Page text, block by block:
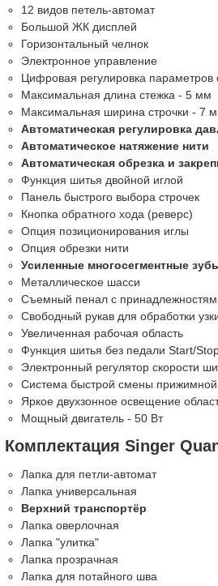
12 видов петель-автомат
Большой ЖК дисплей
Горизонтальный челнок
Электронное управление
Цифровая регулировка параметров
Максимальная длина стежка - 5 мм
Максимальная ширина строчки - 7
Автоматическая регулировка
Автоматическое натяжение нити
Автоматическая обрезка и
Функция шитья двойной иглой
Панель быстрого выбора строчек
Кнопка обратного хода (реверс)
Опция позиционирования иглы
Опция обрезки нити
Усиленные многосегментные
Металлическое шасси
Съемный пенал с
Свободный рукав для обработки
Увеличенная рабочая область
Функция шитья без педали Start/
Электронный регулятор скорости
Система быстрой смены прижимной
Яркое двухзонное освещение
Мощный двигатель - 50 Вт
Комплектация Singer
Лапка для петли-автомат
Лапка универсальная
Верхний транспортёр
Лапка оверлочная
Лапка "улитка"
Лапка прозрачная
Лапка для потайного шва